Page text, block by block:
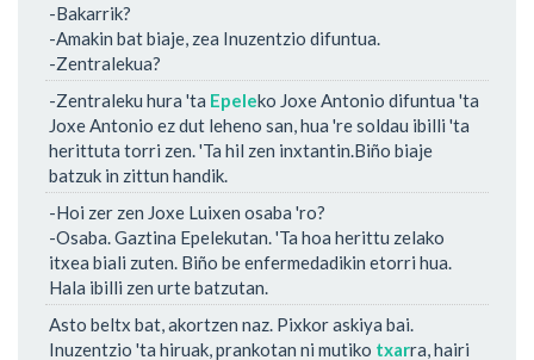
-Bakarrik?
-Amakin bat biaje, zea Inuzentzio difuntua.
-Zentralekua?
-Zentraleku hura 'ta Epeleko Joxe Antonio difuntua 'ta
Joxe Antonio ez dut leheno san, hua 're soldau ibilli 'ta
herittuta torri zen. 'Ta hil zen inxtantin.Biño biaje
batzuk in zittun handik.
-Hoi zer zen Joxe Luixen osaba 'ro?
-Osaba. Gaztina Epelekutan. 'Ta hoa herittu zelako
itxea biali zuten. Biño be enfermedadikin etorri hua.
Hala ibilli zen urte batzutan.
Asto beltx bat, akortzen naz. Pixkor askiya bai.
Inuzentzio 'ta hiruak, prankotan ni mutiko txarra, hairi